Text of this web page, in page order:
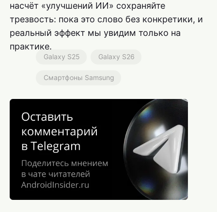
насчёт «улучшений ИИ» сохраняйте
трезвость: пока это слово без конкретики, и
реальный эффект мы увидим только на
практике.
Galaxy S25 Galaxy S26
Смартфоны Samsung